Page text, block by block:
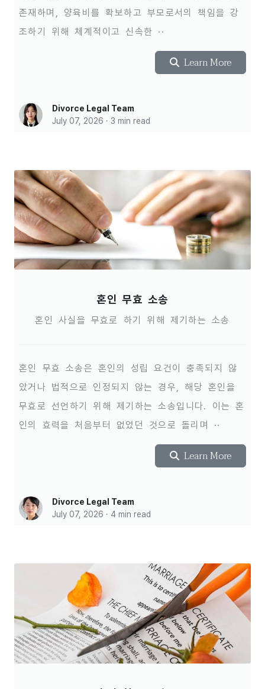
존재하며, 양육비를 확보하고 부모로서의 책임을 강
조하기 위해 체계적이고 신속한 ··
Learn More
Divorce Legal Team
July 07, 2026 · 3 min read
혼인 무효 소송
혼인 사실을 무효로 하기 위해 제기하는 소송
혼인 무효 소송은 혼인의 성립 요건이 충족되지 않
았거나 법적으로 인정되지 않는 경우, 해당 혼인을
무효로 선언하기 위해 제기하는 소송입니다. 이는 혼
인의 효력을 처음부터 없었던 것으로 돌리며 ··
Learn More
Divorce Legal Team
July 07, 2026 · 4 min read